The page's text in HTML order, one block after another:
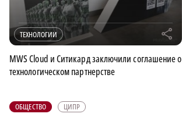
ТЕХНОЛОГИИ r
MWS Cloud и Ситикард заключили соглашение о
технологическом партнерстве
ОБЩЕСТВО ЦИПР